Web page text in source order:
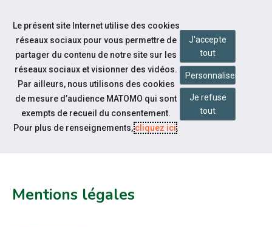
Aller au contenu
Pied de page
MENTIONS LÉGALES ET CGU
Mentions légales
Le présent site Internet utilise des cookies
réseaux sociaux pour vous permettre de
partager du contenu de notre site sur les
réseaux sociaux et visionner des vidéos.
Par ailleurs, nous utilisons des cookies
de mesure d’audience MATOMO qui sont
exempts de recueil du consentement.
Pour plus de renseignements,cliquez ici.
J'accepte
tout
Personnaliser
Je refuse
tout